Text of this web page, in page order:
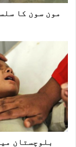
مون سون کا
بلوچستان